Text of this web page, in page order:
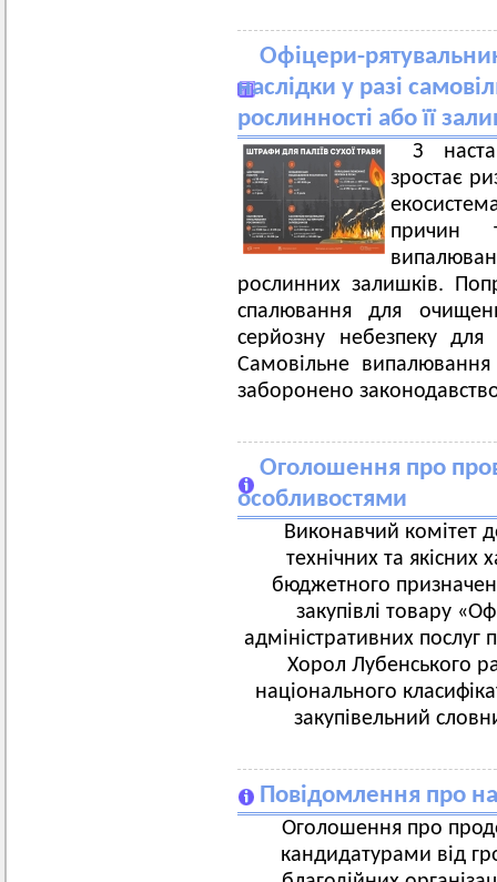
Офіцери-
наслідки у разі
рослинності або її
З
зростає
причин
рослинних залишків.
спалювання для
серйозну небезпеку
Самовільне випалювання
заборонено
Оголошення про
особливостями
Виконавчий комітет
технічних та якісних
бюджетного
закупівлі товару
адміністративних послуг
Хорол Лубенського
національного
закупівельний
Повідомлення про
Оголошення про
кандидатурами від